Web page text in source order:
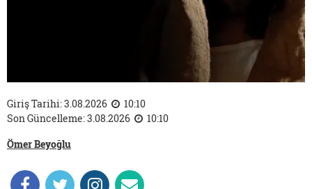
Giriş Tarihi: 3.08.2026
10:10
Son Güncelleme: 3.08.2026
10:10
Ömer Beyoğlu